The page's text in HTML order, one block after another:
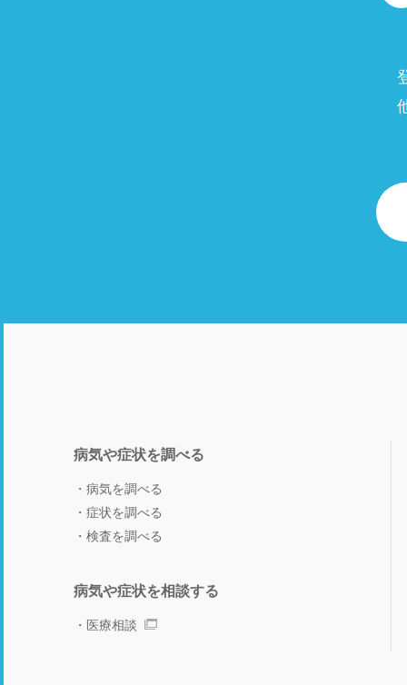
病気や症状を調べる
病気を調べる
症状を調べる
検査を調べる
病気や症状を相談する
医療相談